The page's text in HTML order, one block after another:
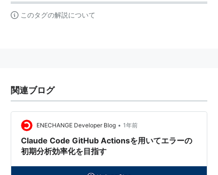
このタグの解説について
関連ブログ
ENECHANGE Developer Blog • 1年前
Claude Code GitHub Actionsを用いてエラーの
初期分析効率化を目指す